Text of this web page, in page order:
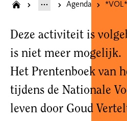
Agenda
Deze activiteit is
is niet meer mogelijk.
Het Prentenboek van
tijdens de Nationale
leven door Goud